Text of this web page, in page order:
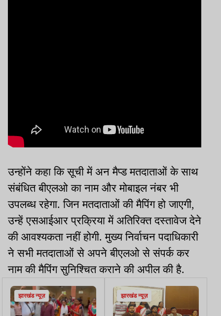
उन्होंने कहा कि सूची में अन मैप्ड मतदाताओं के साथ
संबंधित बीएलओ का नाम और मोबाइल नंबर भी
उपलब्ध रहेगा. जिन मतदाताओं की मैपिंग हो जाएगी,
उन्हें एसआईआर प्रक्रिया में अतिरिक्त दस्तावेज देने
की आवश्यकता नहीं होगी. मुख्य निर्वाचन पदाधिकारी
ने सभी मतदाताओं से अपने बीएलओ से संपर्क कर
नाम की मैपिंग सुनिश्चित कराने की अपील की है.
झारखंड न्यूज़ झारखंड न्यूज़